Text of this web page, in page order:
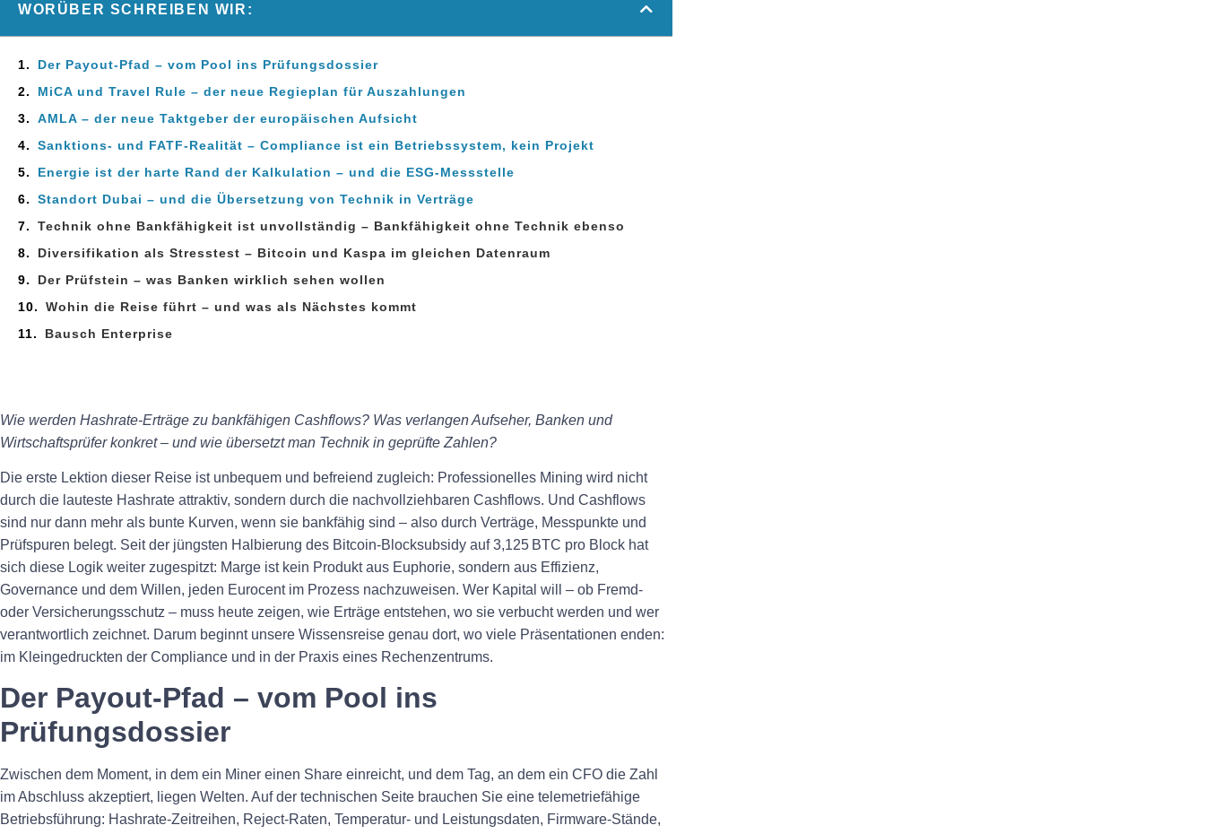
WORÜBER SCHREIBEN WIR:
Der Payout‑Pfad – vom Pool ins Prüfungsdossier
MiCA und Travel Rule – der neue Regieplan für Auszahlungen
AMLA – der neue Taktgeber der europäischen Aufsicht
Sanktions‑ und FATF‑Realität – Compliance ist ein Betriebssystem, kein Projekt
Energie ist der harte Rand der Kalkulation – und die ESG‑Messstelle
Standort Dubai – und die Übersetzung von Technik in Verträge
Technik ohne Bankfähigkeit ist unvollständig – Bankfähigkeit ohne Technik ebenso
Diversifikation als Stresstest – Bitcoin und Kaspa im gleichen Datenraum
Der Prüfstein – was Banken wirklich sehen wollen
Wohin die Reise führt – und was als Nächstes kommt
Bausch Enterprise
Wie werden Hashrate‑Erträge zu bankfähigen Cashflows? Was verlangen Aufseher, Banken und
Wirtschaftsprüfer konkret – und wie übersetzt man Technik in geprüfte Zahlen?
Die erste Lektion dieser Reise ist unbequem und befreiend zugleich: Professionelles Mining wird nicht
durch die lauteste Hashrate attraktiv, sondern durch die nachvollziehbaren Cashflows. Und Cashflows
sind nur dann mehr als bunte Kurven, wenn sie bankfähig sind – also durch Verträge, Messpunkte und
Prüfspuren belegt. Seit der jüngsten Halbierung des Bitcoin‑Blocksubsidy auf 3,125 BTC pro Block hat
sich diese Logik weiter zugespitzt: Marge ist kein Produkt aus Euphorie, sondern aus Effizienz,
Governance und dem Willen, jeden Eurocent im Prozess nachzuweisen. Wer Kapital will – ob Fremd‑
oder Versicherungsschutz – muss heute zeigen, wie Erträge entstehen, wo sie verbucht werden und wer
verantwortlich zeichnet. Darum beginnt unsere Wissensreise genau dort, wo viele Präsentationen enden:
im Kleingedruckten der Compliance und in der Praxis eines Rechenzentrums.
Der Payout‑Pfad – vom Pool ins
Prüfungsdossier
Zwischen dem Moment, in dem ein Miner einen Share einreicht, und dem Tag, an dem ein CFO die Zahl
im Abschluss akzeptiert, liegen Welten. Auf der technischen Seite brauchen Sie eine telemetriefähige
Betriebsführung: Hashrate‑Zeitreihen, Reject‑Raten, Temperatur‑ und Leistungsdaten, Firmware‑Stände,